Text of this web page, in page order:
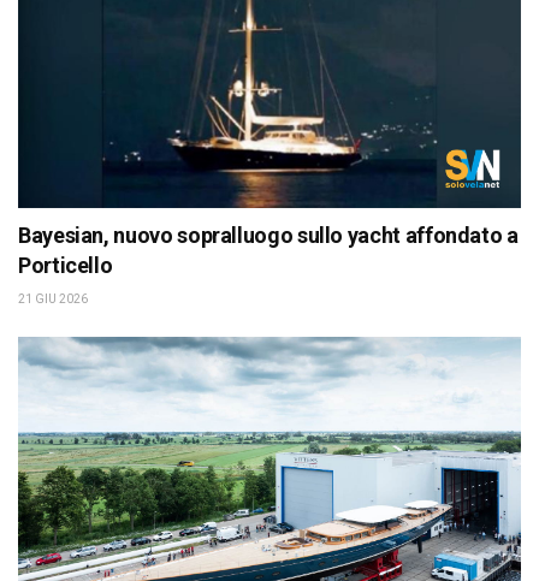
Bayesian, nuovo sopralluogo sullo yacht affondato a
Porticello
21 GIU 2026